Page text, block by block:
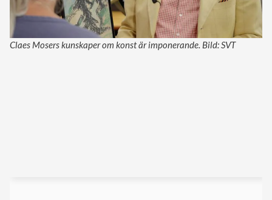
Claes Mosers kunskaper om konst är imponerande. Bild: SVT